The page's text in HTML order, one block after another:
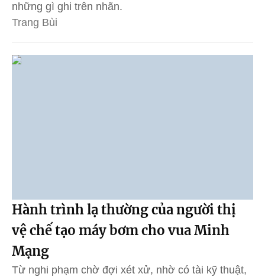
những gì ghi trên nhãn.
Trang Bùi
Hành trình lạ thường của người thị
vệ chế tạo máy bơm cho vua Minh
Mạng
Từ nghi phạm chờ đợi xét xử, nhờ có tài kỹ thuật,